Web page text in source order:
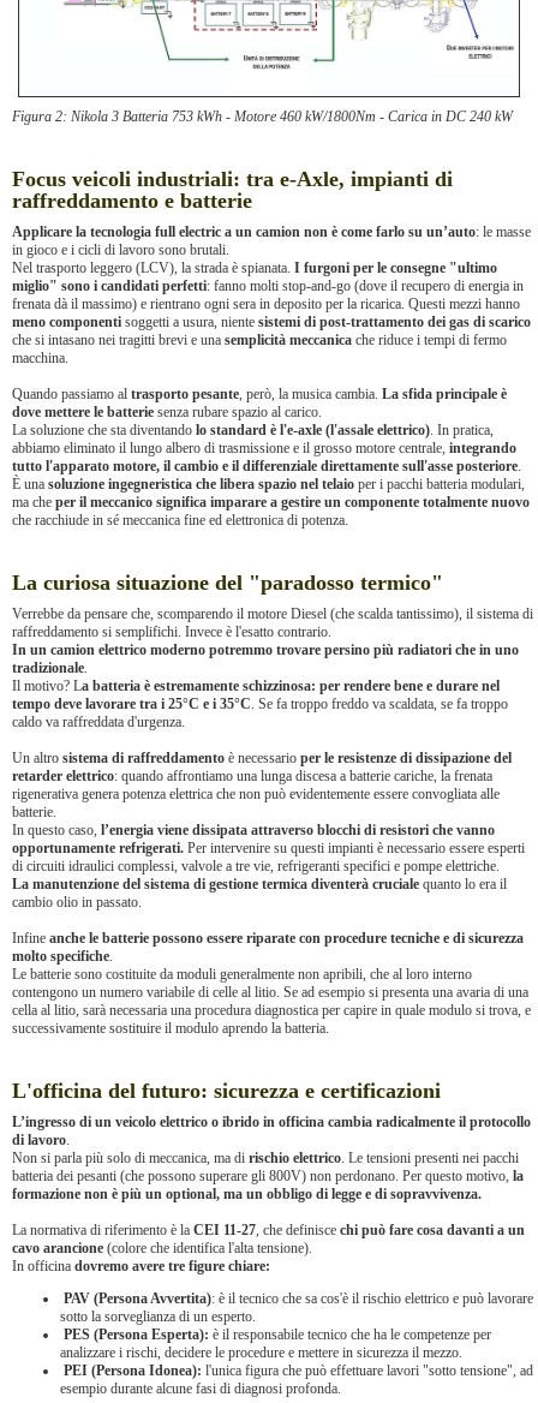
Figura 2: Nikola 3 Batteria 753 kWh - Motore 460 kW/1800Nm - Carica in DC 240 kW
Focus veicoli industriali: tra e-Axle, impianti di
raffreddamento e batterie
Applicare la tecnologia full electric a un camion non è come farlo su un’auto: le masse
in gioco e i cicli di lavoro sono brutali.
Nel trasporto leggero (LCV), la strada è spianata. I furgoni per le consegne "ultimo
miglio" sono i candidati perfetti: fanno molti stop-and-go (dove il recupero di energia in
frenata dà il massimo) e rientrano ogni sera in deposito per la ricarica. Questi mezzi hanno
meno componenti soggetti a usura, niente sistemi di post-trattamento dei gas di scarico
che si intasano nei tragitti brevi e una semplicità meccanica che riduce i tempi di fermo
macchina.
Quando passiamo al trasporto pesante, però, la musica cambia. La sfida principale è
dove mettere le batterie senza rubare spazio al carico.
La soluzione che sta diventando lo standard è l'e-axle (l'assale elettrico). In pratica,
abbiamo eliminato il lungo albero di trasmissione e il grosso motore centrale, integrando
tutto l'apparato motore, il cambio e il differenziale direttamente sull'asse posteriore.
È una soluzione ingegneristica che libera spazio nel telaio per i pacchi batteria modulari,
ma che per il meccanico significa imparare a gestire un componente totalmente nuovo
che racchiude in sé meccanica fine ed elettronica di potenza.
La curiosa situazione del "paradosso termico"
Verrebbe da pensare che, scomparendo il motore Diesel (che scalda tantissimo), il sistema di
raffreddamento si semplifichi. Invece è l'esatto contrario.
In un camion elettrico moderno potremmo trovare persino più radiatori che in uno
tradizionale.
Il motivo? La batteria è estremamente schizzinosa: per rendere bene e durare nel
tempo deve lavorare tra i 25°C e i 35°C. Se fa troppo freddo va scaldata, se fa troppo
caldo va raffreddata d'urgenza.
Un altro sistema di raffreddamento è necessario per le resistenze di dissipazione del
retarder elettrico: quando affrontiamo una lunga discesa a batterie cariche, la frenata
rigenerativa genera potenza elettrica che non può evidentemente essere convogliata alle
batterie.
In questo caso, l’energia viene dissipata attraverso blocchi di resistori che vanno
opportunamente refrigerati. Per intervenire su questi impianti è necessario essere esperti
di circuiti idraulici complessi, valvole a tre vie, refrigeranti specifici e pompe elettriche.
La manutenzione del sistema di gestione termica diventerà cruciale quanto lo era il
cambio olio in passato.
Infine anche le batterie possono essere riparate con procedure tecniche e di sicurezza
molto specifiche.
Le batterie sono costituite da moduli generalmente non apribili, che al loro interno
contengono un numero variabile di celle al litio. Se ad esempio si presenta una avaria di una
cella al litio, sarà necessaria una procedura diagnostica per capire in quale modulo si trova, e
successivamente sostituire il modulo aprendo la batteria.
L'officina del futuro: sicurezza e certificazioni
L’ingresso di un veicolo elettrico o ibrido in officina cambia radicalmente il protocollo
di lavoro.
Non si parla più solo di meccanica, ma di rischio elettrico. Le tensioni presenti nei pacchi
batteria dei pesanti (che possono superare gli 800V) non perdonano. Per questo motivo, la
formazione non è più un optional, ma un obbligo di legge e di sopravvivenza.
La normativa di riferimento è la CEI 11-27, che definisce chi può fare cosa davanti a un
cavo arancione (colore che identifica l'alta tensione).
In officina dovremo avere tre figure chiare:
PAV (Persona Avvertita): è il tecnico che sa cos'è il rischio elettrico e può lavorare
sotto la sorveglianza di un esperto.
PES (Persona Esperta): è il responsabile tecnico che ha le competenze per
analizzare i rischi, decidere le procedure e mettere in sicurezza il mezzo.
PEI (Persona Idonea): l'unica figura che può effettuare lavori "sotto tensione", ad
esempio durante alcune fasi di diagnosi profonda.